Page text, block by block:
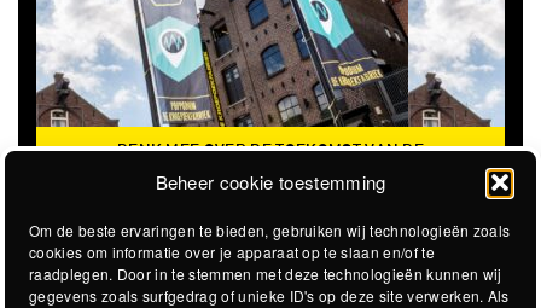
Beheer cookie toestemming
Om de beste ervaringen te bieden, gebruiken wij technologieën zoals
cookies om informatie over je apparaat op te slaan en/of te
raadplegen. Door in te stemmen met deze technologieën kunnen wij
gegevens zoals surfgedrag of unieke ID's op deze site verwerken. Als
DENK MEE OVER DE TOEKOMST VAN DE
KROEPOEKFABRIEK